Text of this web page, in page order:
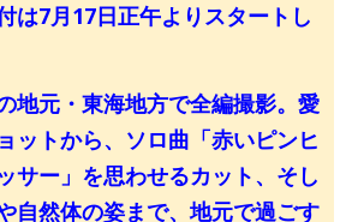
は7月17日正午よりスタートし
地元・東海地方で全編撮影。愛
ットから、ソロ曲「赤いピンヒ
サー」を思わせるカット、そし
自然体の姿まで、地元で過ごす